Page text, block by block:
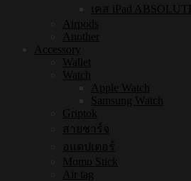
เคส iPad ABSOLUTE
Airpods
Another
Accessory
Wallet
Watch
Apple Watch
Samsung Watch
Griptok
สายชาร์จ
อแดปเตอร์
Momo Stick
Air tag